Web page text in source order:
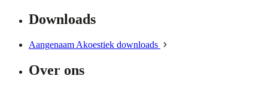
Downloads
Aangenaam Akoestiek downloads
Over ons